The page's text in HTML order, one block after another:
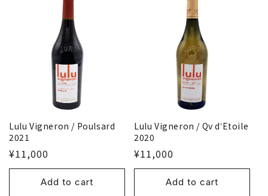
Lulu Vigneron / Poulsard
2021
¥11,000
Add to cart
Lulu Vigneron / Qv dʼEtoile
2020
¥11,000
Add to cart